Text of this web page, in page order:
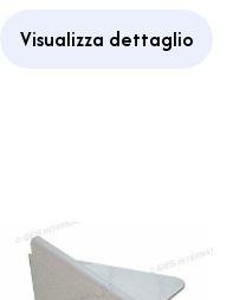
Visualizza dettaglio